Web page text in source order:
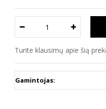
Turite klausimų apie šią
Gamintojas: